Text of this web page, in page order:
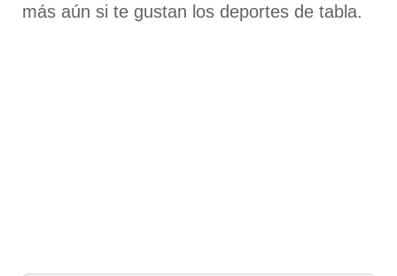
más aún si te gustan los deportes de tabla.